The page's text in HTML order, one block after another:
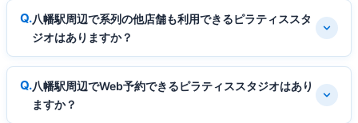
八幡駅周辺で系列の他店舗も利用できるピラティススタ
ジオはありますか？
八幡駅周辺でWeb予約できるピラティススタジオはあり
ますか？